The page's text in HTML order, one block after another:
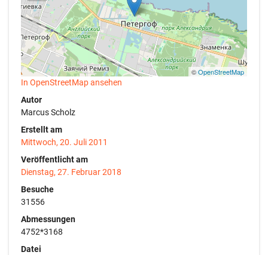
©OpenStreetMap
In OpenStreetMap ansehen
Autor
Marcus Scholz
Erstellt am
Mittwoch, 20. Juli 2011
Veröffentlicht am
Dienstag, 27. Februar 2018
Besuche
31556
Abmessungen
4752*3168
Datei